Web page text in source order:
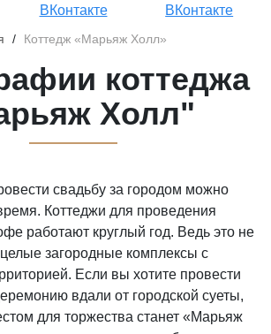
ВКонтакте ВКонтакте
/ Коттедж «Марьяж Холл»
коттеджа
Холл"
свадьбу за городом можно
Коттеджи для проведения
работают круглый год. Ведь это не
загородные комплексы с
Если вы хотите провести
вдали от городской суеты,
для торжества станет «Марьяж